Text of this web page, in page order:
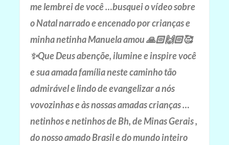
me lembrei de você …busquei o vídeo sobre
o Natal narrado e encenado por crianças e
minha netinha Manuela amou 🙏🏻🙌🏻🥰
✨Que Deus abençõe, ilumine e inspire você
e sua amada família neste caminho tão
admirável e lindo de evangelizar a nós
vovozinhas e às nossas amadas crianças …
netinhos e netinhos de Bh, de Minas Gerais ,
do nosso amado Brasil e do mundo inteiro